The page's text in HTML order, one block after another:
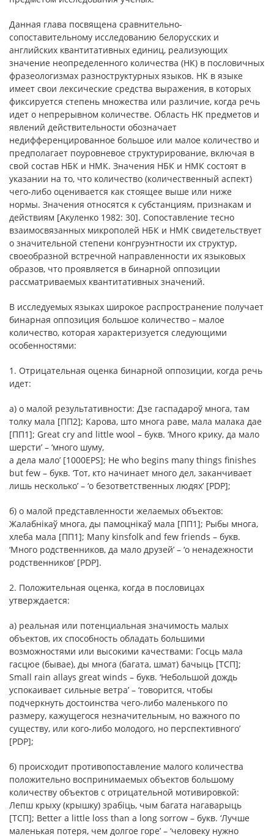
Данная глава посвящена сравнительно-
сопоставительному исследованию белорусских и
английских квантитативных единиц, реализующих
значение неопределенного количества (НК) в пословичных
фразеологизмах разноструктурных языков. НК в языке
имеет свои лексические средства выражения, в которых
фиксируется степень множества или различие, когда речь
идет о непрерывном количестве. Область НК предметов и
явлений действительности обозначает
недифференцированное большое или малое количество и
предполагает поуровневое структурирование, включая в
свой состав НБК и НМК. Значения НБК и НМК состоят в
указании на то, что количество (количественный аспект)
чего-либо оценивается как стоящее выше или ниже
нормы. Значения относятся к субстанциям, признакам и
действиям [Акуленко 1982: 30]. Сопоставление тесно
взаимосвязанных микрополей НБК и НMK свидетельствует
о значительной степени конгруэнтности их структур,
своеобразной встречной направленности их языковых
образов, что проявляется в бинарной оппозиции
рассматриваемых квантитативных значений.
В исследуемых языках широкое распространение получает
бинарная оппозиция большое количество – малое
количество, которая характеризуется следующими
особенностями:
1. Отрицательная оценка бинарной оппозиции, когда речь
идет:
а) о малой результативности: Дзе гаспадароў многа, там
толку мала [ПП2]; Карова, што многа раве, мала малака дае
[ПП1]; Great cry and little wool – букв. ‘Много крику, да мало
шерсти’ – ‘много шуму,
а дела мало’ [1000EPS]; He who begins many things finishes
but few – букв. ‘Тот, кто начинает много дел, заканчивает
лишь несколько’ – ‘о безответственных людях’ [PDP];
б) о малой представленности желаемых объектов:
Жалабнікаў многа, ды памоцнікаў мала [ПП1]; Рыбы многа,
хлеба мала [ПП1]; Many kinsfolk and few friends – букв.
‘Много родственников, да мало друзей’ – ‘о ненадежности
родственников’ [PDP].
2. Положительная оценка, когда в пословицах
утверждается:
а) реальная или потенциальная значимость малых
объектов, их способность обладать большими
возможностями или высокими качествами: Госць мала
гасцюе (бывае), ды многа (багата, шмат) бачыць [ТСП];
Small rain allays great winds – букв. ‘Небольшой дождь
успокаивает сильные ветра’ – ‘говорится, чтобы
подчеркнуть достоинства чего-либо маленького по
размеру, кажущегося незначительным, но важного по
существу, или кого-либо молодого, но перспективного’
[PDP];
б) происходит противопоставление малого количества
положительно воспринимаемых объектов большому
количеству объектов с отрицательной мотивировкой:
Лепш крыху (крышку) зрабіць, чым багата нагаварыць
[ТСП]; Better a little loss than a long sorrow – букв. ‘Лучше
маленькая потеря, чем долгое горе’ – ‘человеку нужно